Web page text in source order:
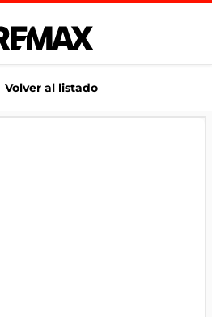
Volver al listado